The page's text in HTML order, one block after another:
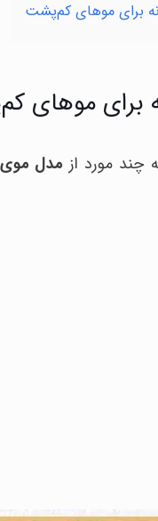
برای موهای کم‌پشت
برای موهای
مورد از مدل موی